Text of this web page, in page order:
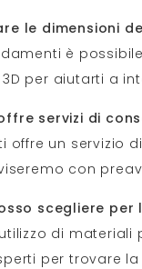
le dimensioni
è
per aiutarti a
servizi di
offre un
con
scegliere per
di
per trovare